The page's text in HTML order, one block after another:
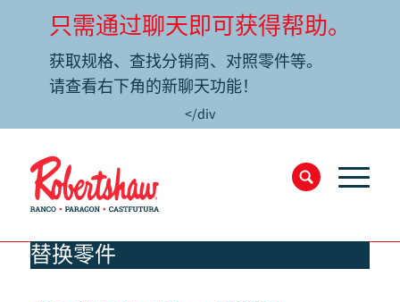
只需通过聊天即可获得帮助。
获取规格、查找分销商、对照零件等。
请查看右下角的新聊天功能！
</div
替换零件